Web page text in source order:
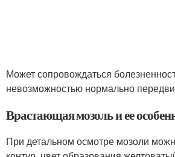
Может сопровождаться
невозможностью нормально
Врастающая мозоль и ее
При детальном осмотре мозоли